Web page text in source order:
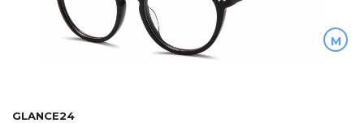
M
GLANCE24